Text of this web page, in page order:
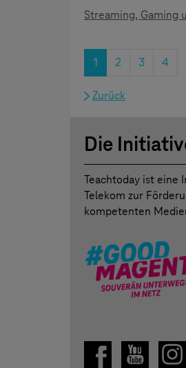
Streaming, Gaming
1 2 3 4
Zurück
Die
Teachtoday ist eine
Telekom zur
kompetenten